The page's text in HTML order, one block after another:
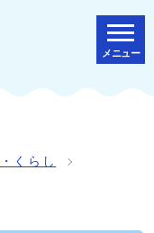
メニュー
くらし